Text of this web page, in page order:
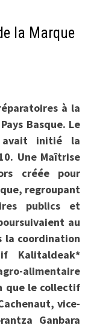
la Marque
à la
Basque. Le
avait initié la
Une Maîtrise
créée pour
regroupant
publics et
au
la coordination
Kalitaldeak*
alimentaire
que le collectif
vice-
Ganbara